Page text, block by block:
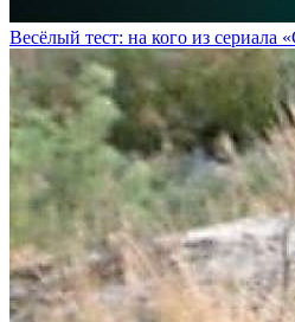
Весёлый тест: на кого из сериала